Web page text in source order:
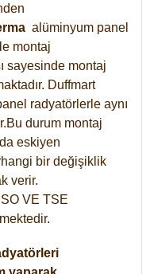
alüminyum panel
montaj
sayesinde montaj
Duffmart
radyatörlerle aynı
durum montaj
eskiyen
bir değişiklik
verir.
VE TSE